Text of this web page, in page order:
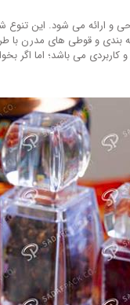
و ارائه می شود. این تنوع
بندی و قوطی های مدرن
کاربردی می باشد؛ اما اگر